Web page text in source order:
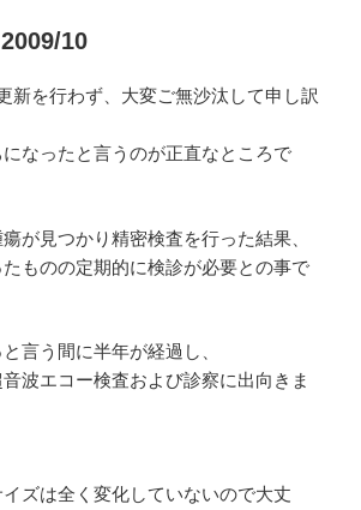
10
新を行わず、大変ご無沙汰して申し訳
なったと言うのが正直なところで
が見つかり精密検査を行った結果、
ものの定期的に検診が必要との事で
言う間に半年が経過し、
波エコー検査および診察に出向きま
ズは全く変化していないので大丈